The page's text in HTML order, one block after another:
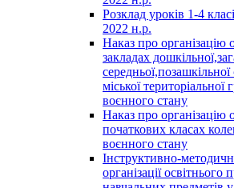
Розклад уроків 1-4
2022 н.р.
Наказ про організацію
закладах
міської територіальної
воєнного стану
Наказ про організацію
початкових класах
воєнного стану
Інструктивно-
організації